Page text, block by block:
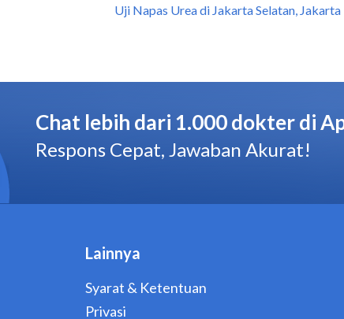
Uji Napas Urea di Jakarta Selatan, Jakarta